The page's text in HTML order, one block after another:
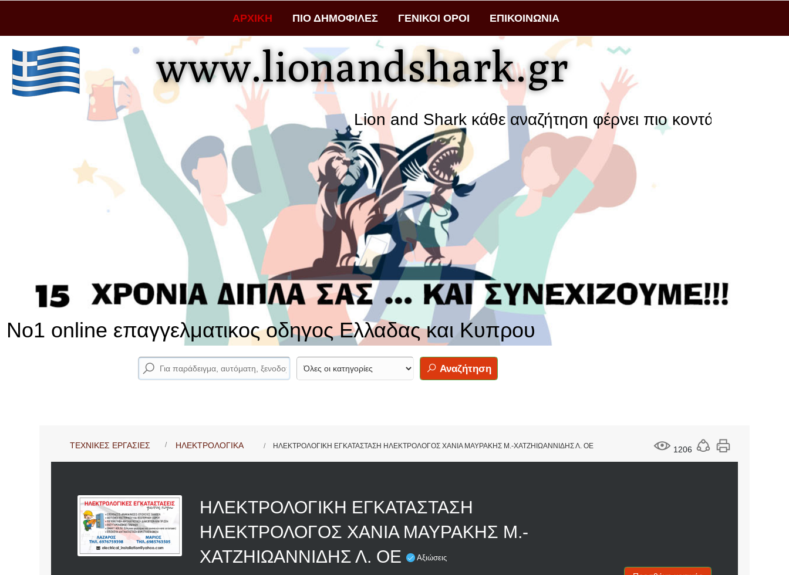
ΑΡΧΙΚΗ ΠΙΟ ΔΗΜΟΦΙΛΕΣ ΓΕΝΙΚΟΙ ΟΡΟΙ ΕΠΙΚΟΙΝΩΝΙΑ
No1 online επαγγελματικος οδηγος Ελλαδας και Κυπρου
www.lionandshark.gr
Lion and Shark κάθε αναζήτηση φέρνει πιο κοντά μια επιχείρηση
Αναζήτηση
1206
ΤΕΧΝΙΚΕΣ ΕΡΓΑΣΙΕΣ ΗΛΕΚΤΡΟΛΟΓΙΚΑ ΗΛΕΚΤΡΟΛΟΓΙΚΗ ΕΓΚΑΤΑΣΤΑΣΗ ΗΛΕΚΤΡΟΛΟΓΟΣ ΧΑΝΙΑ ΜΑΥΡΑΚΗΣ Μ.-ΧΑΤΖΗΙΩΑΝΝΙΔΗΣ Λ. ΟΕ
ΗΛΕΚΤΡΟΛΟΓΙΚΗ ΕΓΚΑΤΑΣΤΑΣΗ
ΗΛΕΚΤΡΟΛΟΓΟΣ ΧΑΝΙΑ ΜΑΥΡΑΚΗΣ Μ.-
ΧΑΤΖΗΙΩΑΝΝΙΔΗΣ Λ. ΟΕ
Αξιώσεις